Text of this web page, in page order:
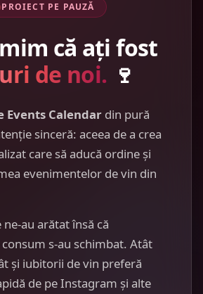
PROIECT PE PAUZĂ
că ați fost
de noi. 🍷
Events Calendar din pură
sinceră: aceea de a crea
care să aducă ordine și
evenimentelor de vin din
au arătat însă că
s-au schimbat. Atât
și iubitorii de vin preferă
de pe Instagram și alte